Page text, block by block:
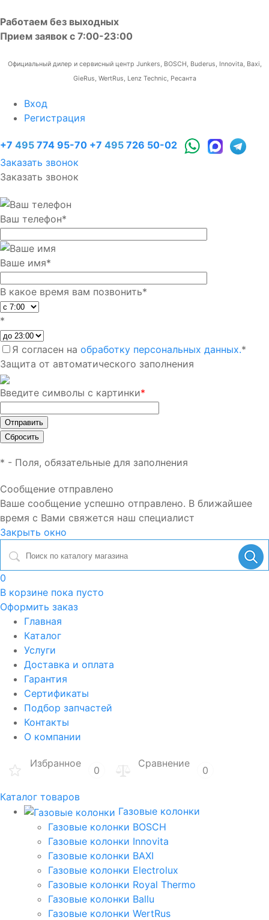
Работаем без выходных
Прием заявок с 7:00-23:00
Официальный дилер и сервисный центр Junkers, BOSCH, Buderus, Innovita, Baxi,
GieRus, WertRus, Lenz Technic, Ресанта
Вход
Регистрация
+7 495 774 95-70 +7 495 726 50-02
Заказать звонок
Заказать звонок
Ваш телефон*
Ваше имя*
В какое время вам позвонить*
*
Я согласен на обработку персональных данных.*
Защита от автоматического заполнения
Введите символы с картинки*
* - Поля, обязательные для заполнения
Сообщение отправлено
Ваше сообщение успешно отправлено. В ближайшее
время с Вами свяжется наш специалист
Закрыть окно
0
В корзине пока пусто
Оформить заказ
Главная
Каталог
Услуги
Доставка и оплата
Гарантия
Сертификаты
Подбор запчастей
Контакты
О компании
Избранное
0
Сравнение
0
Каталог товаров
Газовые колонки
Газовые колонки BOSCH
Газовые колонки Innovita
Газовые колонки BAXI
Газовые колонки Electrolux
Газовые колонки Royal Thermo
Газовые колонки Ballu
Газовые колонки WertRus